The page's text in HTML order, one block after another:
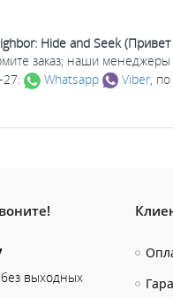
Hide and Seek
заказ; наши
Whatsapp Viber,
, без выходных